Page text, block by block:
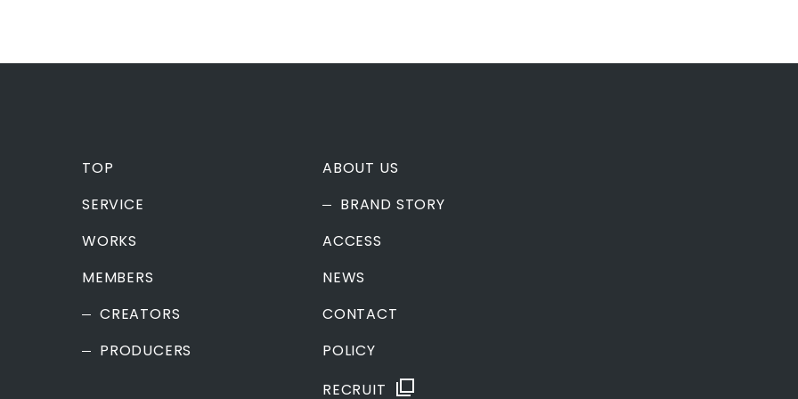
TOP
SERVICE
WORKS
MEMBERS
CREATORS
PRODUCERS
ABOUT US
BRAND STORY
ACCESS
NEWS
CONTACT
POLICY
RECRUIT